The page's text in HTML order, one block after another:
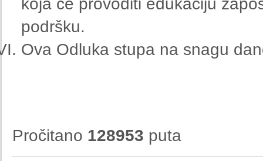
koja će provoditi edukaciju
podršku.
Ova Odluka stupa na snagu
Pročitano 128953 puta